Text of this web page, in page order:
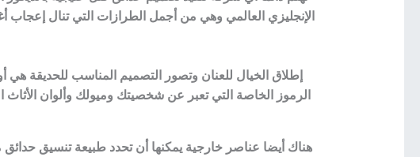
الإنجليزي العالمي وهي من أجمل الطرازات التي تنال إعجاب
إطلاق الخيال للعنان وتصور التصميم المناسب للحديقة
الرموز الخاصة التي تعبر عن شخصيتك وميولك وألوان
هناك أيضا عناصر خارجية يمكنها أن تحدد طبيعة تنسيق